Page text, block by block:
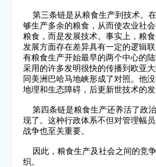
第三条链是从粮食生产到技术。
够生产多余的粮食，从而使农业社
粮食，而是发展技术。事实上，粮
发展方面存在差异具有一定的逻辑
有粮食生产开始最早的两个中心的
采用的许多发明很快的传播到欧亚
同美洲巴哈马地峡形成了对照。他
地理和生态障碍，后更新世技术的
第四条链是粮食生产还养活了政
现了。这种行政体系不但对管理幅
战争也至关重要。
因此，粮食生产及社会之间的竞
织。